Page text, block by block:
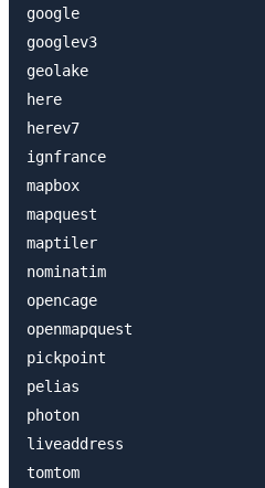
google
googlev3
geolake
here
herev7
ignfrance
mapbox
mapquest
maptiler
nominatim
opencage
openmapquest
pickpoint
pelias
photon
liveaddress
tomtom